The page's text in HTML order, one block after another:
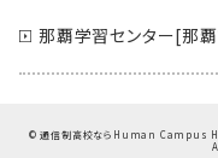
那覇学習センター[那
©通信制高校ならHuman